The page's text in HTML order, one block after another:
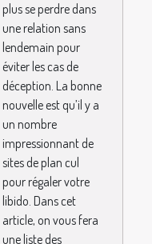
plus se perdre dans
une relation sans
lendemain pour
éviter les cas de
déception. La bonne
nouvelle est qu’il y a
un nombre
impressionnant de
sites de plan cul
pour régaler votre
libido. Dans cet
article, on vous fera
une liste des